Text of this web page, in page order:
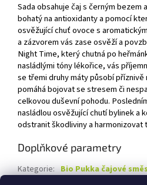
Sada obsahuje čaj s černým bezem
bohatý na antioxidanty a pomocí
osvěžující chuť ovoce s
a zázvorem vás zase osvěží a
Night Time, který chutná po
nasládlými tóny lékořice, vás
se třemi druhy máty působí příznivě
pomáhá bojovat se stresem či
celkovou duševní pohodu.
nasládlou osvěžující chutí bylinek a
odstranit škodliviny a harmonizovat
Doplňkové parametry
Kategorie: Bio Pukka čajové